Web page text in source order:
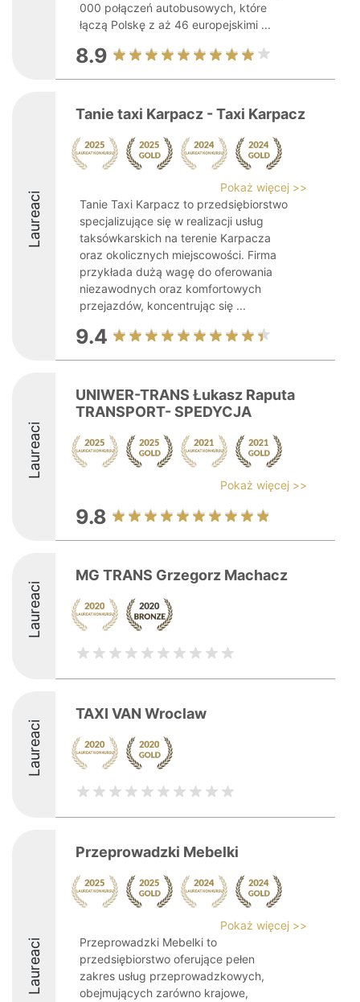
000 połączeń autobusowych, które
łączą Polskę z aż 46 europejskimi ...
8.9
Laureaci
Tanie taxi Karpacz - Taxi Karpacz
Pokaż więcej >>
Tanie Taxi Karpacz to przedsiębiorstwo
specjalizujące się w realizacji usług
taksówkarskich na terenie Karpacza
oraz okolicznych miejscowości. Firma
przykłada dużą wagę do oferowania
niezawodnych oraz komfortowych
przejazdów, koncentrując się ...
9.4
Laureaci
UNIWER-TRANS Łukasz Raputa
TRANSPORT- SPEDYCJA
Pokaż więcej >>
9.8
Laureaci
MG TRANS Grzegorz Machacz
Laureaci
TAXI VAN Wroclaw
Laureaci
Przeprowadzki Mebelki
Pokaż więcej >>
Przeprowadzki Mebelki to
przedsiębiorstwo oferujące pełen
zakres usług przeprowadzkowych,
obejmujących zarówno krajowe,